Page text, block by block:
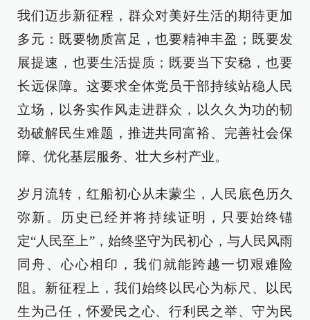
我们迈步新征程，群众对美好生活的期待更加
多元：既要物质富足，也要精神丰盈；既要发
展提速，也要生活提质；既要当下安稳，也要
长远保障。这要求全体党员干部持续站稳人民
立场，以务实作风走进群众，以久久为功的韧
劲破解民生难题，推进共同富裕、完善社会保
障、优化基层服务、壮大乡村产业。
岁月流转，红船初心从未蒙尘，人民底色历久
弥新。历史已经并将持续证明，只要始终锚
定“人民至上”，始终坚守为民初心，与人民风雨
同舟、心心相印，我们就能跨越一切艰难险
阻。新征程上，我们始终以民心为标尺、以民
生为己任，怀爱民之心、行利民之举、守为民